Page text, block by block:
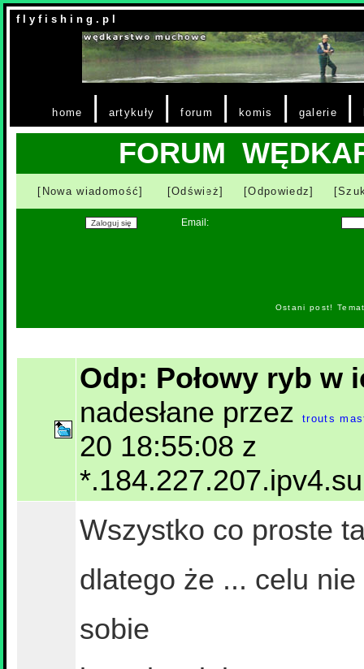
f l y f i s h i n g . p l
home | artykuły |forum | komis | galerie |
FORUM
[Nowa wiadomość] [Odśwież] [Odpowiedz]
Email:
Ostani post!
Odp: Połowy ryb
nadesłane przez
trouts
20 18:55:08 z
Wszystko co proste
dlatego że ... celu nie
sobie